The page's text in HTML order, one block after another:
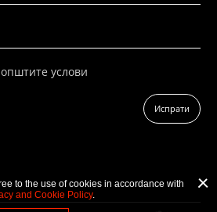
to the use of cookies in accordance with
and Cookie Policy.
услови
Испрати